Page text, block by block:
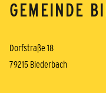
GEMEINDE
Dorfstraße 18
79215 Biederbach